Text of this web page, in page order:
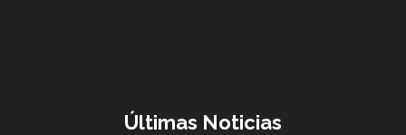
Últimas Noticias